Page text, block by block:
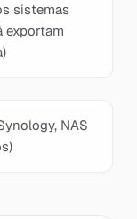
sistemas
exportam
NAS